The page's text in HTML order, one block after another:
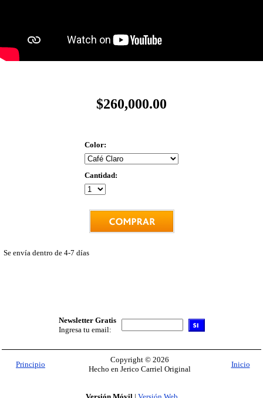
$260,000.00
Color:
Cantidad:
Se envía dentro de 4-7 días
Newsletter Gratis
Ingresa tu email:
Principio
Copyright © 2026
Hecho en Jerico Carriel Original
Inicio